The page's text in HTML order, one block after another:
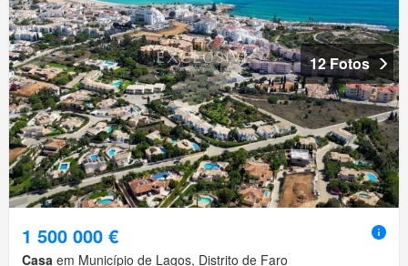
12 Fotos
1 500 000 €
Casa em Município de Lagos, Distrito de Faro